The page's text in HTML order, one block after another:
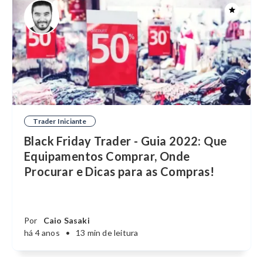
Trader Iniciante
Black Friday Trader - Guia 2022: Que
Equipamentos Comprar, Onde
Procurar e Dicas para as Compras!
Por
Caio Sasaki
há 4 anos
• 13 min de leitura